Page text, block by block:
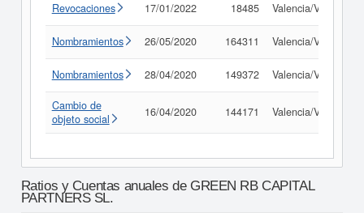
Revocaciones 17/01/2022 18485 Valencia/València
Nombramientos 26/05/2020 164311 Valencia/València
Nombramientos 28/04/2020 149372 Valencia/València
Cambio de
objeto social
16/04/2020 144171 Valencia/València
Ratios y Cuentas anuales de GREEN RB CAPITAL
PARTNERS SL.